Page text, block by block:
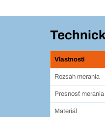
Vlastnosti
Rozsah merania
Presnosť
Materiál